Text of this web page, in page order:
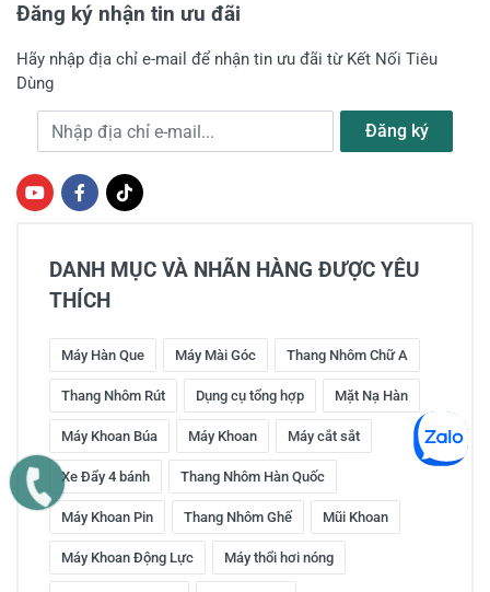
Đăng ký nhận tin ưu đãi
Hãy nhập địa chỉ e-mail để nhận tin ưu đãi từ Kết Nối Tiêu
Dùng
Địa chỉ e-mail Đăng ký
DANH MỤC VÀ NHÃN HÀNG ĐƯỢC YÊU
THÍCH
Máy Hàn Que Máy Mài Góc Thang Nhôm Chữ A
Thang Nhôm Rút Dụng cụ tổng hợp Mặt Nạ Hàn
Máy Khoan Búa Máy Khoan Máy cắt sắt
Xe Đẩy 4 bánh Thang Nhôm Hàn Quốc
Máy Khoan Pin Thang Nhôm Ghế Mũi Khoan
Máy Khoan Động Lực Máy thổi hơi nóng